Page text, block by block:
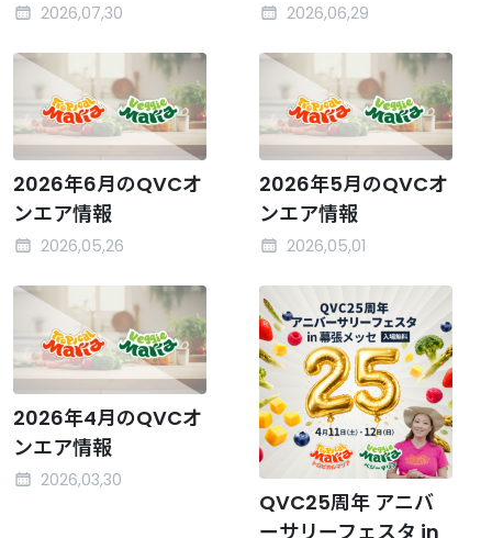
2026,07,30 2026,06,29
2026年6月のQVCオ
ンエア情報
2026,05,26
2026年5月のQVCオ
ンエア情報
2026,05,01
2026年4月のQVCオ
ンエア情報
2026,03,30
QVC25周年 アニバ
ーサリーフェスタ in